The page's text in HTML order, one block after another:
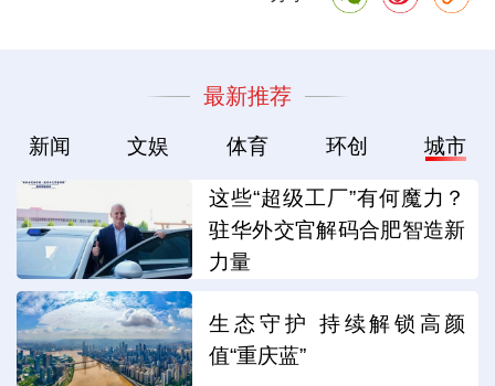
最新推荐
新闻 文娱 体育 环创 城市
这些“超级工厂”有何魔力？
驻华外交官解码合肥智造新
力量
生态守护 持续解锁高颜
值“重庆蓝”